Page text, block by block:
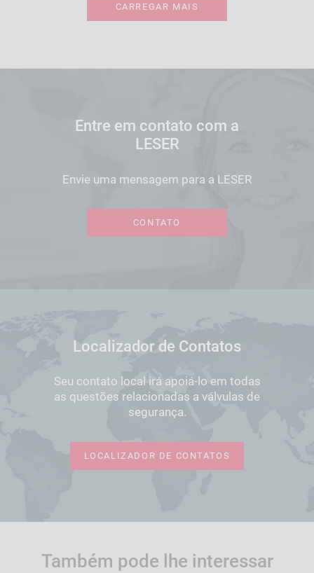
CARREGAR MAIS
Entre em contato com a
LESER
Envie uma mensagem para a LESER
CONTATO
Localizador de Contatos
Seu contato local irá apoiá-lo em todas
as questões relacionadas a válvulas de
segurança.
LOCALIZADOR DE CONTATOS
Também pode lhe interessar